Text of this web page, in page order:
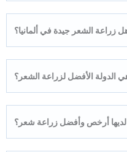
زراعة الشعر جيدة في ألمانيا؟
الدولة الأفضل لزراعة الشعر؟
لديها أرخص وأفضل زراعة شعر؟